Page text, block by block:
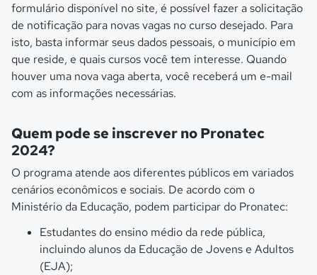
formulário disponível no site, é possível fazer a solicitação
de notificação para novas vagas no curso desejado. Para
isto, basta informar seus dados pessoais, o município em
que reside, e quais cursos você tem interesse. Quando
houver uma nova vaga aberta, você receberá um e-mail
com as informações necessárias.
Quem pode se inscrever no Pronatec
2024?
O programa atende aos diferentes públicos em variados
cenários econômicos e sociais. De acordo com o
Ministério da Educação, podem participar do Pronatec:
Estudantes do ensino médio da rede pública,
incluindo alunos da Educação de Jovens e Adultos
(EJA);